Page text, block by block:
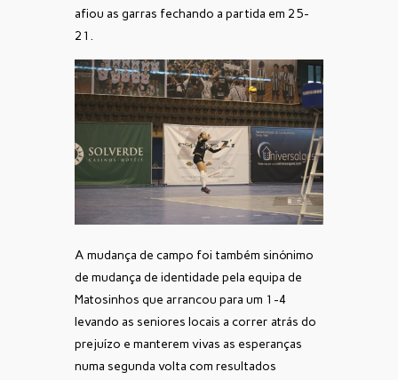
afiou as garras fechando a partida em 25-
21.
A mudança de campo foi também sinónimo
de mudança de identidade pela equipa de
Matosinhos que arrancou para um 1-4
levando as seniores locais a correr atrás do
prejuízo e manterem vivas as esperanças
numa segunda volta com resultados